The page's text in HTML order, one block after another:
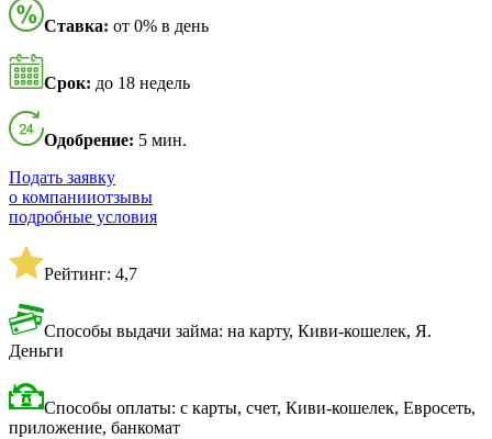
Ставка: от 0% в день
Срок: до 18 недель
Одобрение: 5 мин.
Подать заявку
о компанииотзывы
подробные условия
Рейтинг: 4,7
Способы выдачи займа: на карту, Киви-кошелек, Я.
Деньги
Способы оплаты: с карты, счет, Киви-кошелек, Евросеть,
приложение, банкомат